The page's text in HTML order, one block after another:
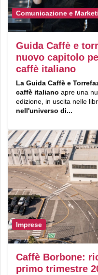
Comunicazione e
Guida Caffè e
nuovo capitolo
caffè italiano
La Guida Caffè e
caffè italiano apre una
edizione, in uscita nelle
nell'universo di...
Imprese
Caffè Borbone:
primo trimestre